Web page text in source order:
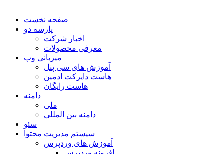
صفحه نخست
پارسه دو
اخبار شرکت
معرفی محصولات
میزبانی وب
آموزش های سی پنل
هاست دایرکت ادمین
هاست رایگان
دامنه
ملی
دامنه بین المللی
سئو
سیستم مدیریت محتوا
آموزش های وردپرس